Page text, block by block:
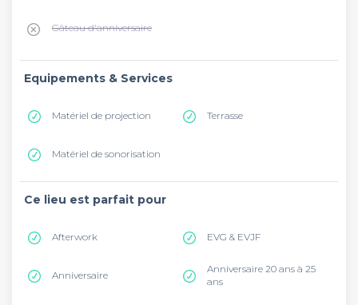
Gâteau d'anniversaire
Equipements & Services
Matériel de projection Terrasse
Matériel de sonorisation
Ce lieu est parfait pour
Afterwork EVG & EVJF
Anniversaire
Anniversaire 20 ans à 25
ans